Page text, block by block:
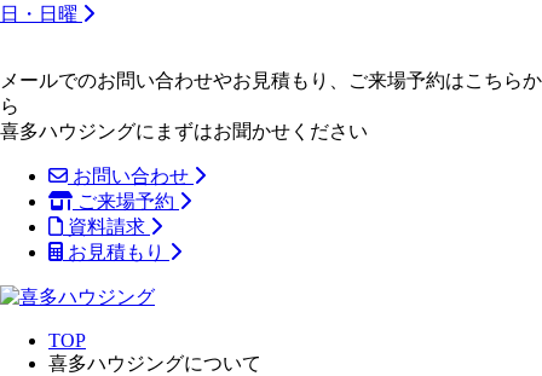
日・日曜
メールでのお問い合わせやお見積もり、ご来場予約はこちらか
ら
喜多ハウジングにまずはお聞かせください
お問い合わせ
ご来場予約
資料請求
お見積もり
TOP
喜多ハウジングについて